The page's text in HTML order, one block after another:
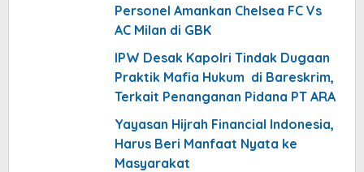
Personel Amankan Chelsea FC Vs
AC Milan di GBK
IPW Desak Kapolri Tindak Dugaan
Praktik Mafia Hukum di Bareskrim,
Terkait Penanganan Pidana PT ARA
Yayasan Hijrah Financial Indonesia,
Harus Beri Manfaat Nyata ke
Masyarakat